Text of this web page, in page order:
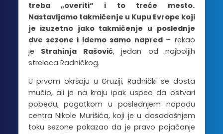
treba „overiti“ i to treće mesto.
Nastavljamo takmičenje u Kupu Evrope koji
je izuzetno jako takmičenje u poslednje
dve sezone i idemo samo napred – rekao
je Strahinja Rašović, jedan od najboljih
strelaca Radničkog.
U prvom okršaju u Gruziji, Radnički se dosta
mučio, ali je na kraju ipak uspeo da ostvari
pobedu, pogotkom u poslednjem napadu
centra Nikole Murišića, koji je u dosadašnjem
toku sezone pokazao da je pravo pojačanje